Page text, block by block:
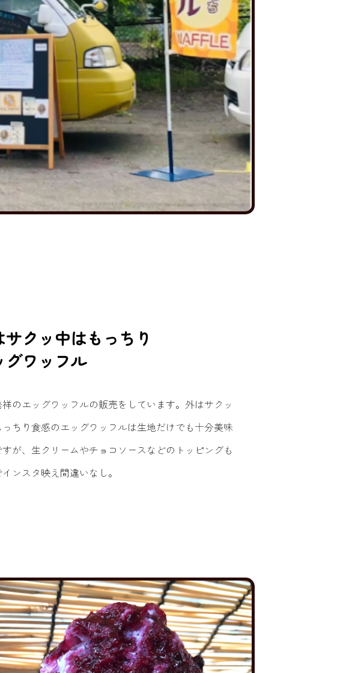
サクッ中はもっちり
グワッフル
のエッグワッフルの販売をしています。外はサクッ
っちり食感のエッグワッフルは生地だけでも十分美味
すが、生クリームやチョコソースなどのトッピングも
ンスタ映え間違いなし。